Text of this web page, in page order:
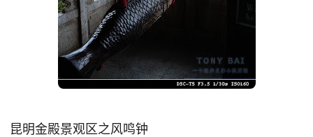
昆明金殿景观区之风鸣钟